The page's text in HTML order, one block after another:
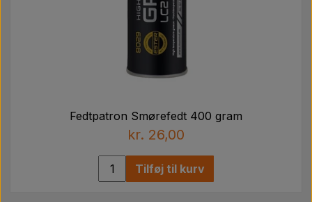
Fedtpatron Smørefedt 400 gram
kr. 26,00
Tilføj til kurv